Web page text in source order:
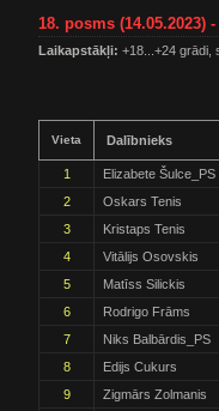
18. posms (14.05.2023)
Laikapstākļi: +18...+24 grādi,
Vieta Dalībnieks
1 Elizabete Šulce_PS
2
Oskars Tenis
3
Kristaps Tenis
4
Vitālijs Osovskis
5
Matīss Silickis
6
Rodrigo Frāms
7
Niks Balbārdis_PS
8
Edijs Cukurs
9
Zigmārs Zolmanis